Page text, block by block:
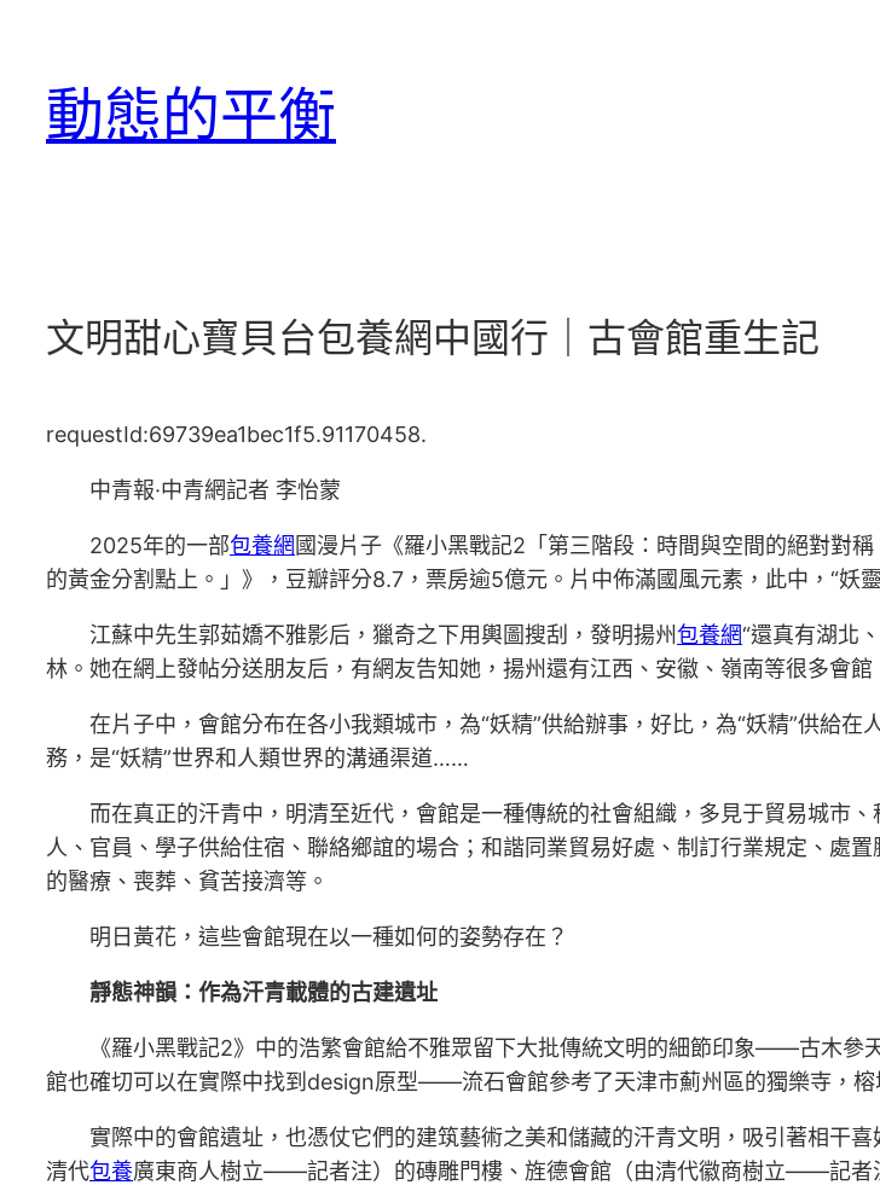
動態的平衡
文明甜心寶貝台包養網中國行｜古會館重生記
requestId:69739ea1bec1f5.91170458.
中青報·中青網記者 李怡蒙
2025年的一部包養網 國漫片子《羅小黑戰記2「第三階段：時間與空間的絕對對
的黃金分割點上。」》，豆瓣評分8.7，票房逾5億元。片中佈滿國風元素，此中，“妖
江蘇中先生郭茹嬌不雅影后，獵奇之下用輿圖搜刮，發明揚州包養網“還真有湖北
林。她在網上發帖分送朋友后，有網友告知她，揚州還有江西、安徽、嶺南等很多會館
在片子中，會館分布在各小我類城市，為“妖精”供給辦事，好比，為“妖精”供給
務，是“妖精”世界和人類世界的溝通渠道……
而在真正的汗青中，明清至近代，會館是一種傳統的社會組織，多見于貿易城市
人、官員、學子供給住宿、聯絡鄉誼的場合；和諧同業貿易好處、制訂行業規定、處
的醫療、喪葬、貧苦接濟等。
明日黃花，這些會館現在以一種如何的姿勢存在？
靜態神韻：作為汗青載體的古建遺址
《羅小黑戰記2》中的浩繁會館給不雅眾留下大批傳統文明的細節印象——古木參
館也確切可以在實際中找到design原型——流石會館參考了天津市薊州區的獨樂寺，
實際中的會館遺址，也憑仗它們的建筑藝術之美和儲藏的汗青文明，吸引著相干
清代包養廣東商人樹立——記者注）的磚雕門樓、旌德會館（由清代徽商樹立——記